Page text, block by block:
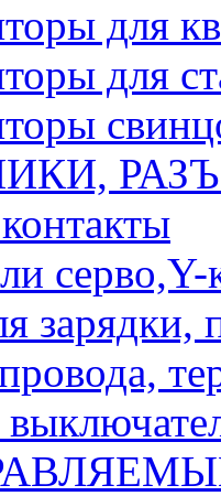
для
для
серво,Y-
зарядки,